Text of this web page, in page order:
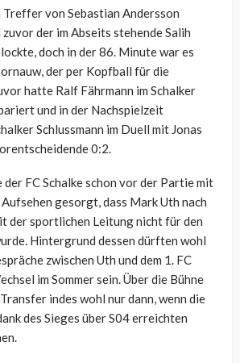
Treffer von Sebastian Andersson
der im Abseits stehende Salih
doch in der 86. Minute war es
der per Kopfball für die
hatte Ralf Fährmann im Schalker
und in der Nachspielzeit
Schlussmann im Duell mit Jonas
0:2.
FC Schalke schon vor der Partie mit
gesorgt, dass Mark Uth nach
der sportlichen Leitung nicht für den
Hintergrund dessen dürften wohl
zwischen Uth und dem 1. FC
im Sommer sein. Über die Bühne
indes wohl nur dann, wenn die
des Sieges über S04 erreichten